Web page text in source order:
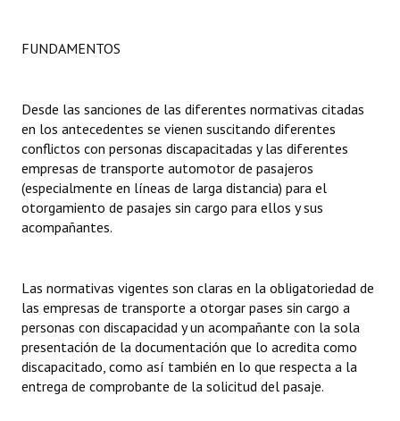
Resoluciones
INSTITUCIONAL
Antiguos Pobladores
Noticias Destacadas
Registros y Distinciones
Premio al Mérito - Registro
Audiencias Públicas - Registro
Mujeres que Dejaron Huellas - Registro
FUNDAMENTOS
Desde las sanciones de las diferentes normativas citadas
en los antecedentes se vienen suscitando diferentes
conflictos con personas discapacitadas y las diferentes
empresas de transporte automotor de pasajeros
(especialmente en líneas de larga distancia) para el
otorgamiento de pasajes sin cargo para ellos y sus
acompañantes.
Las normativas vigentes son claras en la obligatoriedad de
las empresas de transporte a otorgar pases sin cargo a
personas con discapacidad y un acompañante con la sola
presentación de la documentación que lo acredita como
discapacitado, como así también en lo que respecta a la
entrega de comprobante de la solicitud del pasaje.